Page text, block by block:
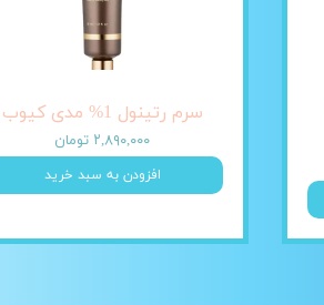
سرم رتینول 1% مدی کیوب
۲,۸۹۰,۰۰۰ تومان
افزودن به سبد خرید